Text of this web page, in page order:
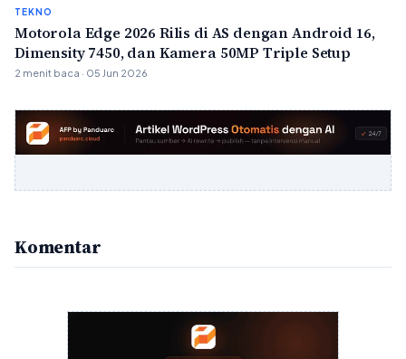
TEKNO
Motorola Edge 2026 Rilis di AS dengan Android 16,
Dimensity 7450, dan Kamera 50MP Triple Setup
2 menit baca · 05 Jun 2026
Komentar